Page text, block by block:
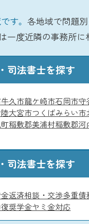
す。 各地域で問題
度近隣の事務所に
司法書士を探す
牛久市龍ケ崎市石岡市守
大宮市つくばみらい市
稲敷郡美浦村稲敷郡河
司法書士を探す
返済相談・交渉多重債
奨学金ヤミ金対応